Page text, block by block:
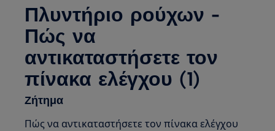
Πλυντήριο ρούχων -
Πώς να
αντικαταστήσετε τον
πίνακα ελέγχου (1)
Ζήτημα
Πώς να αντικαταστήσετε τον πίνακα ελέγχου